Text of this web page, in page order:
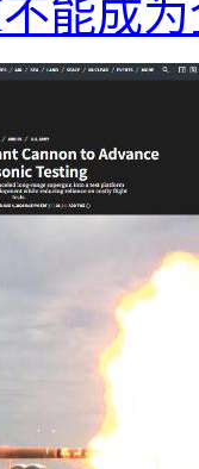
能成